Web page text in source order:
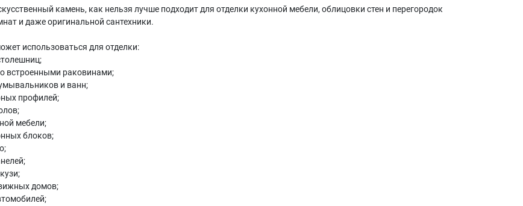
камень, как нельзя лучше подходит для отделки кухонной мебели, облицовки стен и перегородок
и даже оригинальной сантехники.
использоваться для отделки:
встроенными раковинами;
и ванн;
профилей;
мебели;
блоков;
домов;